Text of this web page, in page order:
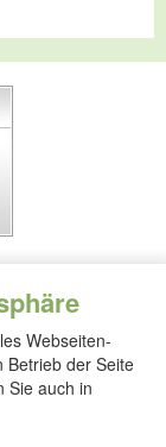
Webseiten-
Betrieb der Seite
Sie auch in